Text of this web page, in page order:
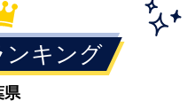
ンキング
県